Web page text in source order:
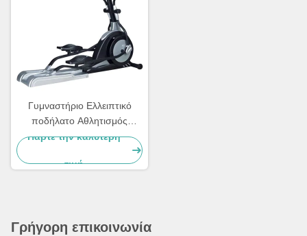
Γυμναστήριο Ελλειπτικό
ποδήλατο Αθλητισμός
εσωτερικό Μαγνητικό
Ελλειπτικό Cross Trainer
Πάρτε την καλύτερη
τιμή
Γρήγορη επικοινωνία